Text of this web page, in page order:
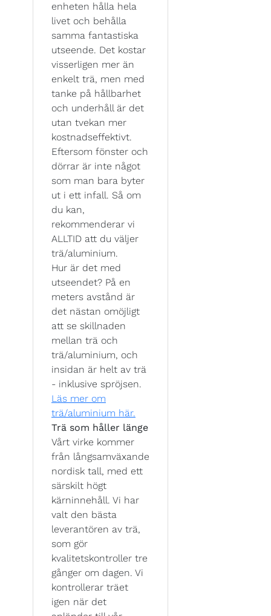
enheten hålla hela
livet och behålla
samma fantastiska
utseende. Det kostar
visserligen mer än
enkelt trä, men med
tanke på hållbarhet
och underhåll är det
utan tvekan mer
kostnadseffektivt.
Eftersom fönster och
dörrar är inte något
som man bara byter
ut i ett infall. Så om
du kan,
rekommenderar vi
ALLTID att du väljer
trä/aluminium.
Hur är det med
utseendet? På en
meters avstånd är
det nästan omöjligt
att se skillnaden
mellan trä och
trä/aluminium, och
insidan är helt av trä
- inklusive spröjsen.
Läs mer om
trä/aluminium här.
Trä som håller länge
Vårt virke kommer
från långsamväxande
nordisk tall, med ett
särskilt högt
kärninnehåll. Vi har
valt den bästa
leverantören av trä,
som gör
kvalitetskontroller tre
gånger om dagen. Vi
kontrollerar träet
igen när det